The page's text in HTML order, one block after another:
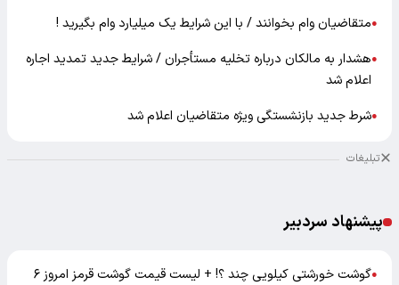
●متقاضیان وام بخوانند / با این شرایط یک میلیارد وام بگیرید !
●هشدار به مالکان درباره تخلیه مستأجران / شرایط جدید تمدید اجاره
اعلام شد
●شرط جدید بازنشستگی ویژه متقاضیان اعلام شد
تبلیغات
پیشنهاد سردبیر
●
گوشت خورشتی کیلویی چند ؟! + لیست قیمت گوشت قرمز امروز ۶